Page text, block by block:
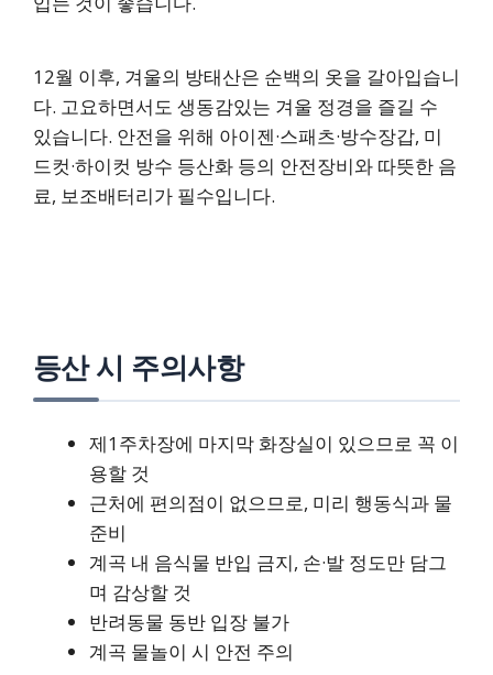
12월 이후, 겨울의 방태산은 순백의 옷을 갈아입습니
다. 고요하면서도 생동감있는 겨울 정경을 즐길 수
있습니다. 안전을 위해 아이젠·스패츠·방수장갑, 미
드컷·하이컷 방수 등산화 등의 안전장비와 따뜻한 음
료, 보조배터리가 필수입니다.
등산 시 주의사항
제1주차장에 마지막 화장실이 있으므로 꼭 이
용할 것
근처에 편의점이 없으므로, 미리 행동식과 물
준비
계곡 내 음식물 반입 금지, 손·발 정도만 담그
며 감상할 것
반려동물 동반 입장 불가
계곡 물놀이 시 안전 주의